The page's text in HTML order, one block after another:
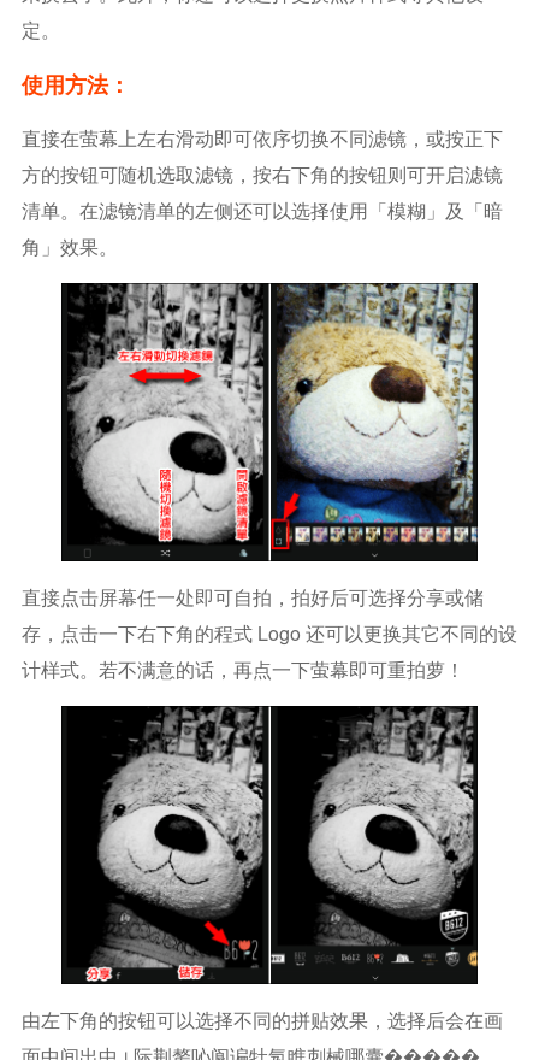
定。
使用方法：
直接在萤幕上左右滑动即可依序切换不同滤镜，或按正下
方的按钮可随机选取滤镜，按右下角的按钮则可开启滤镜
清单。在滤镜清单的左侧还可以选择使用「模糊」及「暗
角」效果。
直接点击屏幕任一处即可自拍，拍好后可选择分享或储
存，点击一下右下角的程式 Logo 还可以更换其它不同的设
计样式。若不满意的话，再点一下萤幕即可重拍萝！
由左下角的按钮可以选择不同的拼贴效果，选择后会在画